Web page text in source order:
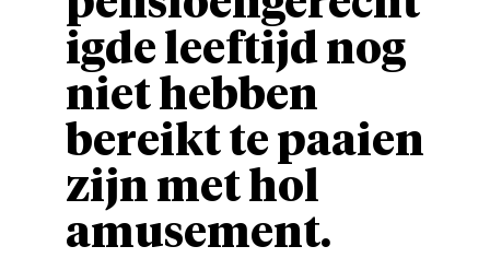
igde leeftijd nog
niet hebben
bereikt te paaien
zijn met hol
amusement.